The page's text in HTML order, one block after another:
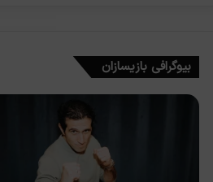
بیوگرافی بازیسازان